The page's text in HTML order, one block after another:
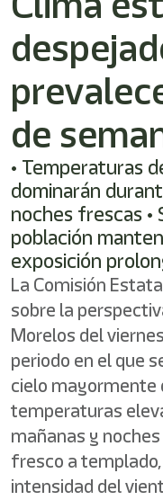
de
• Temperaturas
dominarán
noches frescas •
población
exposición
La Comisión
sobre la
Morelos del
periodo en el que
cielo mayormente
temperaturas
mañanas y
fresco a
intensidad del